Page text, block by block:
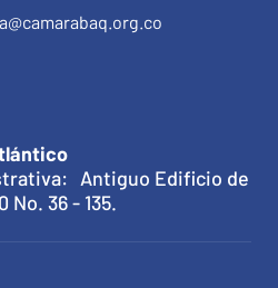
Antiguo Edificio de
No. 36 - 135.